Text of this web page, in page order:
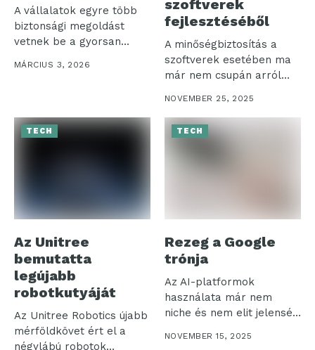
A vállalatok egyre több
biztonsági megoldást
vetnek be a gyorsan
változó
kiberfenyegetések...
MÁRCIUS 3, 2026
szoftverek
fejlesztéséből
A minőségbiztosítás a
szoftverek esetében ma
már nem csupán arról
NOVEMBER 25, 2025
TECH
Az Unitree
bemutatta
legújabb
robotkutyáját
Az Unitree Robotics újabb
mérföldkövet ért el a
négylábú robotok
TECH
Rezeg a Google
trónja
Az AI-platformok
használata már nem
niche és nem elit jelenség
NOVEMBER 15, 2025